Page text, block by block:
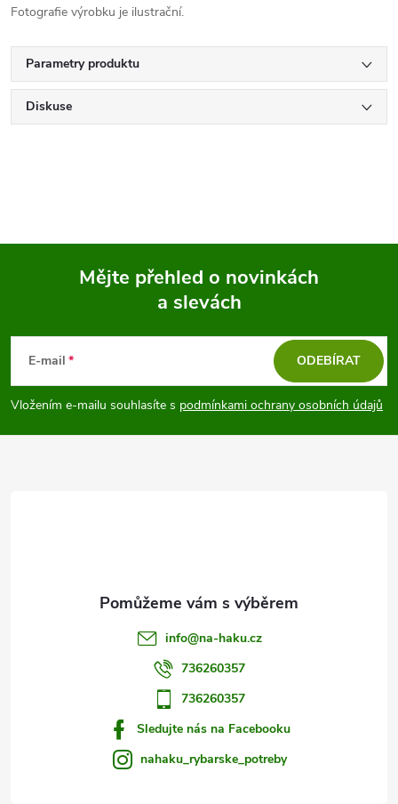
Fotografie výrobku je ilustrační.
Parametry produktu
Diskuse
p
a
Mějte přehled o novinkách
a slevách
E-mail
Vložením e-mailu souhlasíte s podmínkami ochrany osobních údajů
ODEBÍRAT
info@na-haku.cz
736260357
736260357
Sledujte nás na Facebooku
nahaku_rybarske_potreby